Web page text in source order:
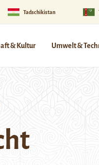
Tadschikistan
& Kultur Umwelt &